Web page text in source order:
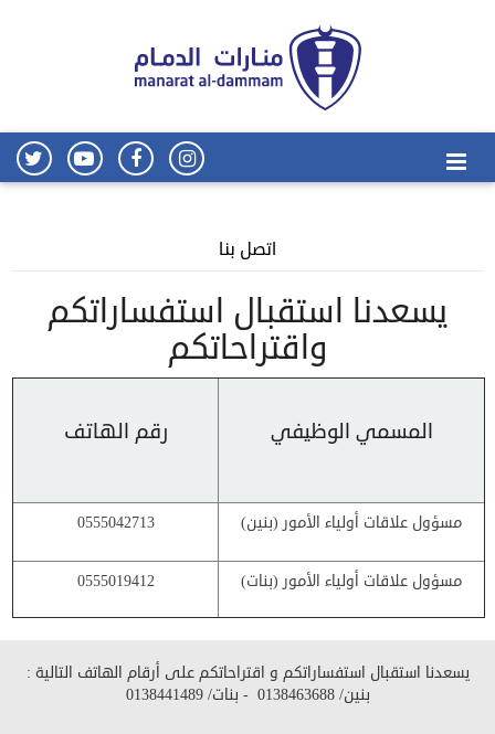
اتصل بنا
يسعدنا استقبال استفساراتكم
واقتراحاتكم
المسمي الوظيفي رقم الهاتف
مسؤول علاقات أولياء الأمور (بنين) 0555042713
مسؤول علاقات أولياء الأمور (بنات) 0555019412
يسعدنا استقبال استفساراتكم و اقتراحاتكم على أرقام الهاتف التالية :
بنين/0138463688 - بنات/0138441489